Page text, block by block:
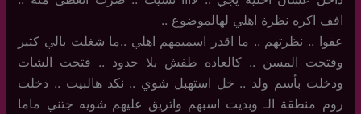
افف اكره نظرة اهلي لهالموضوع ..
عفوا .. نظرتهم .. ما اقدر اسميمهم اهلي ..ما شغلت بالي كثير
وفتحت المسن .. كالعاده طفش بلا حدود .. فتحت الشات
ودخلت بأسم ولد .. خل استهبل شوي .. نكد هالبيت .. دخلت
روم منطقة الـ وبديت اسبهم واتريق عليهم شويه جتني ماما